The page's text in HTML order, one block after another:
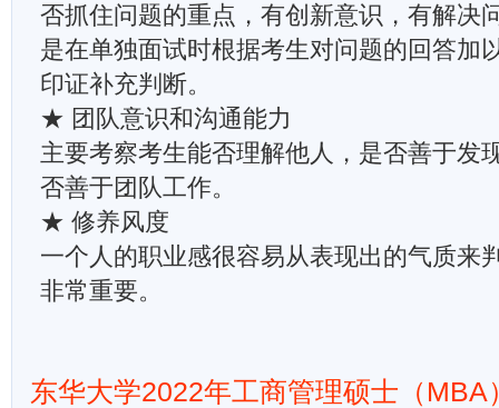
否抓住问题的重点，有创新意识，有解决
是在单独面试时根据考生对问题的回答加
印证补充判断。
★ 团队意识和沟通能力
主要考察考生能否理解他人，是否善于发
否善于团队工作。
★ 修养风度
一个人的职业感很容易从表现出的气质来
非常重要。
东华大学2022年工商管理硕士（MBA